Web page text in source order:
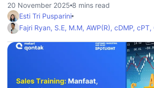
20 November 2025 8 mins read
Esti Tri Pusparini
Fajri Ryan, S.E, M.M, AWP(R), cDMP, cPT,